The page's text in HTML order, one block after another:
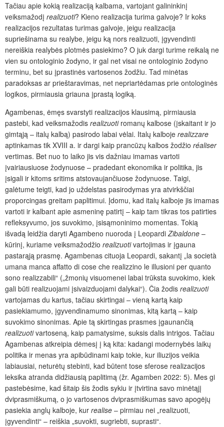
Tačiau apie kokią realizaciją kalbama, vartojant galininkinį
veiksmažodį realizuoti? Kieno realizacija turima galvoje? Ir koks
realizacijos rezultatas turimas galvoje, jeigu realizacija
supriešinama su realybe, jeigu ką nors realizuoti, įgyvendinti
nereiškia realybės plotmės pasiekimo? O juk dargi turime reikalą ne
vien su ontologinio žodyno, ir gal net visai ne ontologinio žodyno
terminu, bet su įprastinės vartosenos žodžiu. Tad minėtas
paradoksas ar prieštaravimas, net nepriartėdamas prie ontologinės
logikos, pirmiausia griauna įprastą logiką.
Agambenas, ėmęs svarstyti realizacijos klausimą, pirmiausia
pastebi, kad veiksmažodis realizuotiromanų kalbose (įskaitant ir jo
gimtąją – italų kalbą) pasirodo labai vėlai. Italų kalboje realizzare
aptinkamas tik XVIII a. ir dargi kaip prancūzų kalbos žodžio réaliser
vertimas. Bet nuo to laiko jis vis dažniau imamas vartoti
įvairiausiuose žodynuose – pradedant ekonomika ir politika, jis
įsigali ir kitoms sritims atstovaujančiuose žodynuose. Taigi,
galėtume teigti, kad jo uždelstas pasirodymas yra atvirkščiai
proporcingas greitam paplitimui. Įdomu, kad italų kalboje jis imamas
vartoti ir kalbant apie asmeninę patirtį – kaip tam tikras tos patirties
refleksyvumo, jos suvokimo, įsisąmoninimo momentas. Tokią
išvadą leidžia daryti Agambeno nuoroda į LeopardiZibaldone –
kūrinį, kuriame veiksmažodžio realizuotivartojimas ir įgauna
pastarąją prasmę. Agambenas cituoja Leopardi, sakantį „la società
umana manca affatto di cose che realizzino le illusioni per quanto
sono realizzabili“ („žmonių visuomenei labai trūksta suvokimo, kiek
gali būti realizuojami įsivaizduojami dalykai“). Čia žodis realizuoti
vartojamas du kartus, tačiau skirtingai – vieną kartą kaip
pasiekiamumo, įgyvendinamumo sinonimas, kitą kartą – kaip
suvokimo sinonimas. Apie tą skirtingas prasmes įgaunančią
realizuotivartoseną, kaip pamatysime, suksis dalis intrigos. Tačiau
Agambenas atkreipia dėmesį į ką kita: kadangi modernybės laikų
politika ir menas yra apibūdinami kaip tokie, kur iliuzijos veikia
labiausiai, neturėtų stebinti, kad būtent tose sferose realizacijos
leksika atranda didžiausią paplitimą (žr. Agamben 2022: 5). Mes gi
pastebėsime, kad šitaip šis žodis sykiu ir įtvirtina savo minėtąjį
dviprasmiškumą, o jo vartosenos dviprasmiškumas savo apogėjų
pasiekia anglų kalboje, kur realise – pirmiau nei „realizuoti,
įgyvendinti“ – reiškia „suvokti, sugriebti, suprasti“.